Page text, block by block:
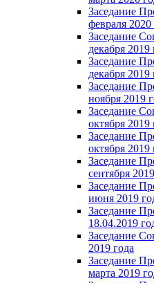
Заседание
февраля 2020
Заседание
декабря 2019
Заседание
декабря 2019
Заседание
ноября 2019
Заседание
октября 2019
Заседание
октября 2019
Заседание
сентября
Заседание
июня 2019
Заседание
18.04.2019
Заседание
2019 года
Заседание
марта 2019